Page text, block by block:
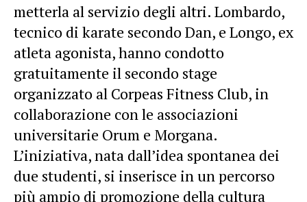
metterla al servizio degli altri. Lombardo,
tecnico di karate secondo Dan, e Longo, ex
atleta agonista, hanno condotto
gratuitamente il secondo stage
organizzato al Corpeas Fitness Club, in
collaborazione con le associazioni
universitarie Orum e Morgana.
L’iniziativa, nata dall’idea spontanea dei
due studenti, si inserisce in un percorso
più ampio di promozione della cultura